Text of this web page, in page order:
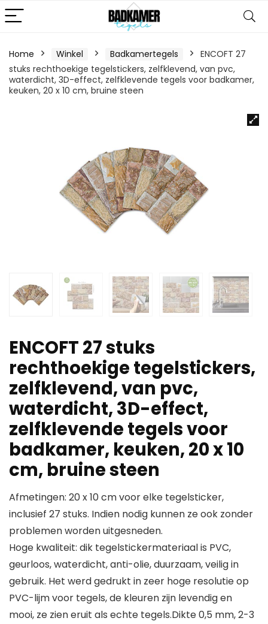
Home Winkel Badkamertegels
ENCOFT 27
stuks rechthoekige tegelstickers, zelfklevend, van pvc,
waterdicht, 3D-effect, zelfklevende tegels voor badkamer,
keuken, 20 x 10 cm, bruine steen
ENCOFT 27 stuks
rechthoekige tegelstickers,
zelfklevend, van pvc,
waterdicht, 3D-effect,
zelfklevende tegels voor
badkamer, keuken, 20 x 10
cm, bruine steen
Afmetingen: 20 x 10 cm voor elke tegelsticker,
inclusief 27 stuks. Indien nodig kunnen ze ook zonder
problemen worden uitgesneden.
Hoge kwaliteit: dik tegelstickermateriaal is PVC,
geurloos, waterdicht, anti-olie, duurzaam, veilig in
gebruik. Het werd gedrukt in zeer hoge resolutie op
PVC-lijm voor tegels, de kleuren zijn levendig en
mooi, ze zien eruit als echte tegels.Dikte 0,5 mm, 2-3